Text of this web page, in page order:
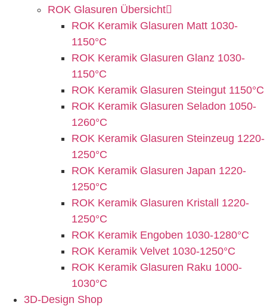
ROK Glasuren Übersicht
ROK Keramik Glasuren Matt 1030-
1150°C
ROK Keramik Glasuren Glanz 1030-
1150°C
ROK Keramik Glasuren Steingut 1150°C
ROK Keramik Glasuren Seladon 1050-
1260°C
ROK Keramik Glasuren Steinzeug 1220-
1250°C
ROK Keramik Glasuren Japan 1220-
1250°C
ROK Keramik Glasuren Kristall 1220-
1250°C
ROK Keramik Engoben 1030-1280°C
ROK Keramik Velvet 1030-1250°C
ROK Keramik Glasuren Raku 1000-
1030°C
3D-Design Shop